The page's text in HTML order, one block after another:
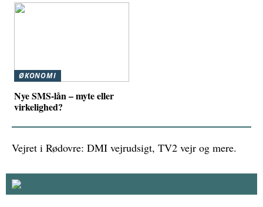
ØKONOMI
Nye SMS-lån – myte eller
virkelighed?
Vejret i Rødovre: DMI vejrudsigt, TV2 vejr og mere.